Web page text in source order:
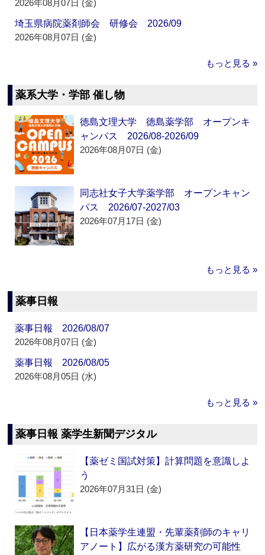
2026年08月07日 (金)
埼玉県病院薬剤師会 研修会 2026/09
2026年08月07日 (金)
もっと見る »
薬系大学・学部 催し物
徳島文理大学 徳島薬学部 オープンキ
ャンパス 2026/08-2026/09
2026年08月07日 (金)
同志社女子大学薬学部 オープンキャン
パス 2026/07-2027/03
2026年07月17日 (金)
もっと見る »
薬事日報
薬事日報 2026/08/07
2026年08月07日 (金)
薬事日報 2026/08/05
2026年08月05日 (水)
もっと見る »
薬事日報 薬学生新聞デジタル
【薬ゼミ国試対策】計算問題を意識しよ
う
2026年07月31日 (金)
【日本薬学生連盟・先輩薬剤師のキャリ
アノート】広がる漢方薬研究の可能性